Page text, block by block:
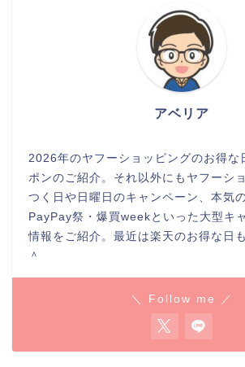
アベリア
2026年のヤフーショッピングのお得な
ポンのご紹介。それ以外にもヤフーシ
つく日や日曜日のキャンペーン、本気
PayPay祭・爆買weekといった大型キ
情報をご紹介。最近は楽天のお得な日
＾
＼ Follow me ／